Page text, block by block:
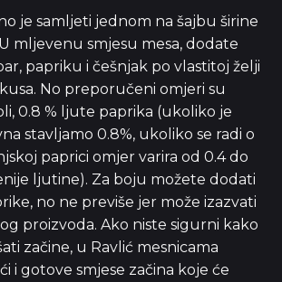
je samljeti jednom na šajbu širine
mljevenu smjesu mesa, dodate
papriku i češnjak po vlastitoj želji
No preporučeni omjeri su
0.8 % ljute paprika (ukoliko je
stavljamo 0.8%, ukoliko se radi o
paprici omjer varira od 0.4 do
ljutine). Za boju možete dodati
no ne previše jer može izazvati
proizvoda. Ako niste sigurni kako
začine, u Ravlić mesnicama
i gotove smjese začina koje će